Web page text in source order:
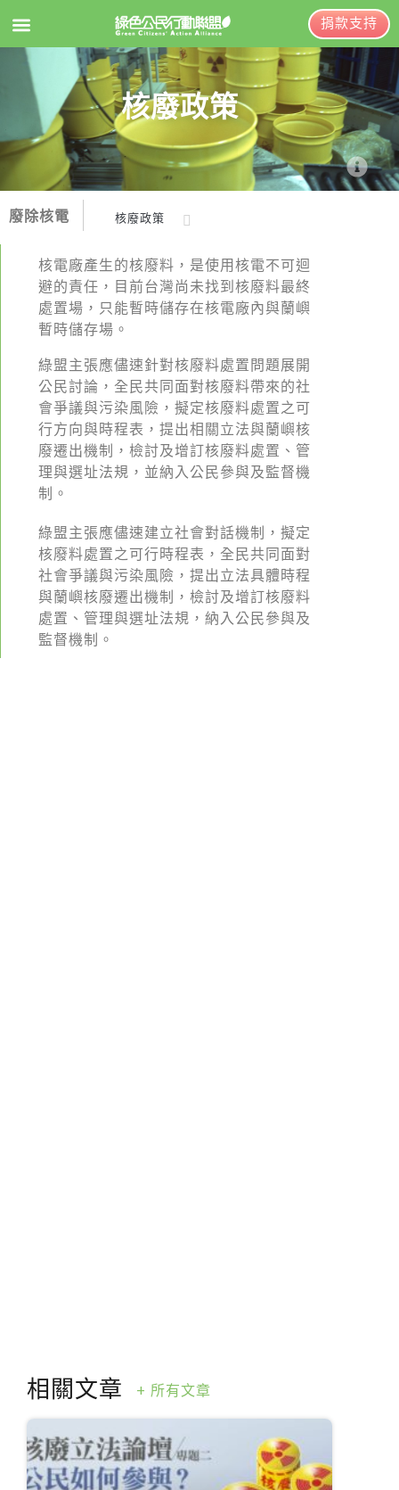
關於綠盟
綠盟簡介
大事記
綠盟團隊
聯絡資訊
捐款徵信
年度報告與財報
綠盟倡議
廢除核電
淨零轉型
綠盟觀點
新聞稿及聲明
投書及專欄
EN 訂閱電子報
捐款支持
核廢政策
廢除核電 核廢政策
核廢政策
核電除役
核電影
國際核電
核電廠產生的核廢料，是使用核電不可迴
避的責任，目前台灣尚未找到核廢料最終
處置場，只能暫時儲存在核電廠內與蘭嶼
暫時儲存場。
綠盟主張應儘速針對核廢料處置問題展開
公民討論，全民共同面對核廢料帶來的社
會爭議與污染風險，擬定核廢料處置之可
行方向與時程表，提出相關立法與蘭嶼核
廢遷出機制，檢討及增訂核廢料處置、管
理與選址法規，並納入公民參與及監督機
制。
綠盟主張應儘速建立社會對話機制，擬定
核廢料處置之可行時程表，全民共同面對
社會爭議與污染風險，提出立法具體時程
與蘭嶼核廢遷出機制，檢討及增訂核廢料
處置、管理與選址法規，納入公民參與及
監督機制。
相關文章 + 所有文章